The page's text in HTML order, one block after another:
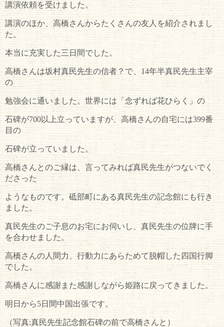
講演依頼を受けました。
講演のほか、高橋さんからたくさんの友人を紹介されまし
た。
本当に充実した三日間でした。
高橋さんは坂村真民先生の信者？で、14年半真民先生主宰
の
勉強会に通いました。世界には「念ずれば花ひらく」の
石碑が700以上立っていますが、高橋さんの自宅には399番
目の
石碑が立っていました。
高橋さんとのご縁は、言ってみれば真民先生がつないでく
ださった
ようなものです。砥部町にある真民先生の記念館にも行き
ました。
真民先生のご子息のお宅にお伺いし、真民先生の位牌に手
を合わせました。
高橋さんの人間力、行動力にあらためて脱帽した四国行脚
でした。
高橋さんに感謝また感謝しながら姫路に戻ってきました。
明日から5日間中国出張です。
（写真:真民先生記念館石碑の前で高橋さんと）